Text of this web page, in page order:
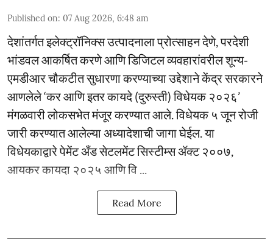
Published on: 07 Aug 2026, 6:48 am
देशांतर्गत इलेक्ट्रॉनिक्स उत्पादनाला प्रोत्साहन देणे, परदेशी
भांडवल आकर्षित करणे आणि डिजिटल व्यवहारांवरील शून्य-
एमडीआर चौकटीत सुधारणा करण्याच्या उद्देशाने केंद्र सरकारने
आणलेले ‘कर आणि इतर कायदे (दुरुस्ती) विधेयक २०२६’
मंगळवारी लोकसभेत मंजूर करण्यात आले. विधेयक ५ जून रोजी
जारी करण्यात आलेल्या अध्यादेशाची जागा घेईल. या
विधेयकाद्वारे पेमेंट अँड सेटलमेंट सिस्टीम्स ॲक्ट २००७,
आयकर कायदा २०२५ आणि वि ...
Read More